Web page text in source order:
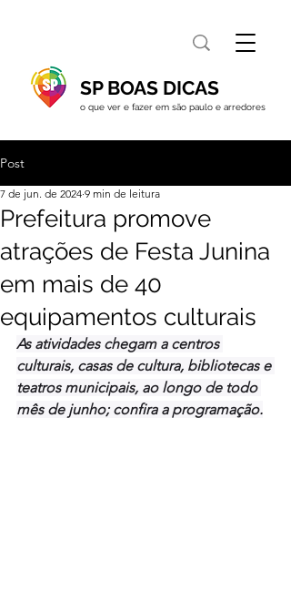
SP BOAS DICAS
o que ver e fazer em são paulo e arredores
Post
Prefeitura promove
atrações de Festa Junina
em mais de 40
equipamentos culturais
7 de jun. de 2024 9 min de leitura
As atividades chegam a centros
culturais, casas de cultura, bibliotecas e
teatros municipais, ao longo de todo
mês de junho; confira a programação.